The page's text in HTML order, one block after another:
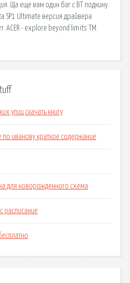
Ща еще вам один баг с ВТ подкину.
SP1 Ultimate версия драйвера
ACER - explore beyond limits TM.
улиц скачать книгу
по иванову краткое содержание
для новорожденного схема
расписание